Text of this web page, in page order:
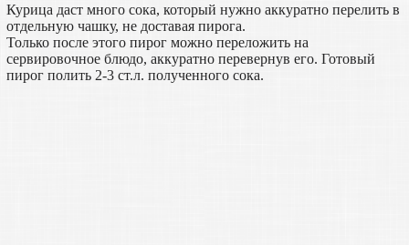
Курица даст много сока, который нужно аккуратно перелить в
отдельную чашку, не доставая пирога.
Только после этого пирог можно переложить на
сервировочное блюдо, аккуратно перевернув его. Готовый
пирог полить 2-3 ст.л. полученного сока.